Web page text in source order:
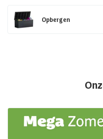
Opbergen